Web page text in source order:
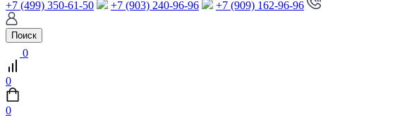
+7 (499) 350-61-50 +7 (903) 240-96-96 +7 (909) 162-96-96
Поиск
0
0
0